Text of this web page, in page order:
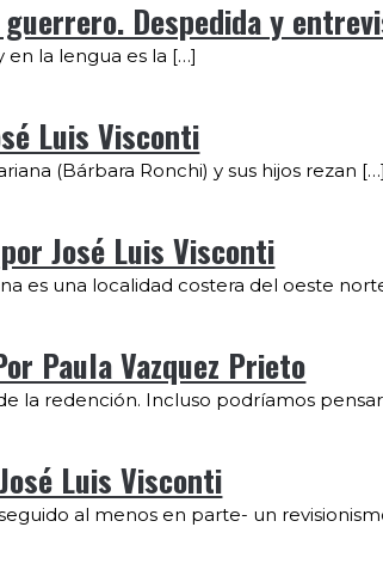
guerrero. Despedida y
en la lengua es la […]
Luis Visconti
(Bárbara Ronchi) y sus hijos rezan […]
José Luis Visconti
es una localidad costera del oeste
Paula Vazquez Prieto
la redención. Incluso podríamos
Luis Visconti
al menos en parte- un